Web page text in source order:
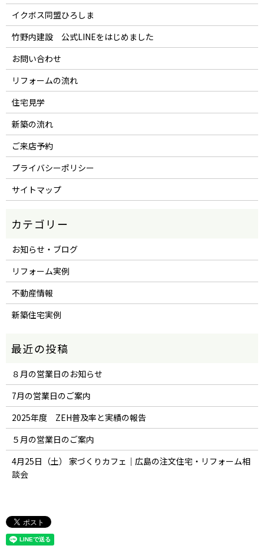
イクボス同盟ひろしま
竹野内建設 公式LINEをはじめました
お問い合わせ
リフォームの流れ
住宅見学
新築の流れ
ご来店予約
プライバシーポリシー
サイトマップ
お知らせ・ブログ
リフォーム実例
不動産情報
新築住宅実例
８月の営業日のお知らせ
7月の営業日のご案内
2025年度 ZEH普及率と実績の報告
５月の営業日のご案内
4月25日（土） 家づくりカフェ｜広島の注文住宅・リフォーム相
談会